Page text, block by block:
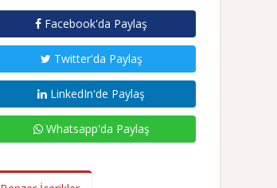
Facebook'da Paylaş
Twitter'da Paylaş
LinkedIn'de Paylaş
Whatsapp'da Paylaş